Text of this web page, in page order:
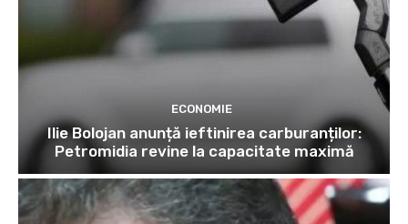
ECONOMIE
Ilie Bolojan anunță ieftinirea carburanților:
Petromidia revine la capacitate maximă